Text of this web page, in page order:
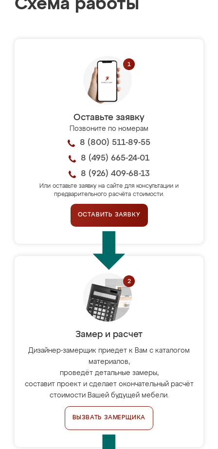
Схема работы
Оставьте заявку
Позвоните по номерам
8 (800) 511-89-55
8 (495) 665-24-01
8 (926) 409-68-13
Или оставьте заявку на сайте для консультации и
предварительного расчёта стоимости.
ОСТАВИТЬ ЗАЯВКУ
Замер и расчет
Дизайнер-замерщик приедет к Вам с каталогом
материалов,
проведёт детальные замеры,
составит проект и сделает окончательный расчёт
стоимости Вашей будущей мебели.
ВЫЗВАТЬ ЗАМЕРЩИКА